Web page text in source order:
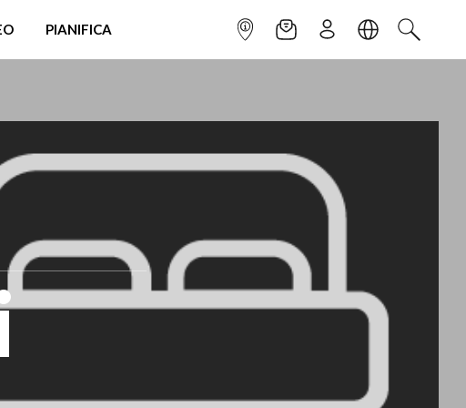
PIANIFICA INFOPOINTNEWSLETTER
ISCRIVITILINGUACERCA